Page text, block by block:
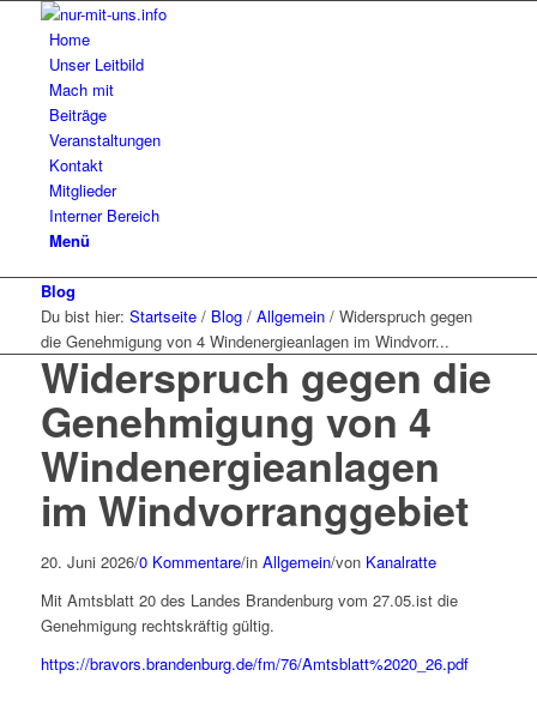
Home
Unser Leitbild
Mach mit
Beiträge
Veranstaltungen
Kontakt
Mitglieder
Interner Bereich
Menü
Blog
Du bist hier: Startseite / Blog / Allgemein / Widerspruch gegen
die Genehmigung von 4 Windenergieanlagen im Windvorr...
Widerspruch gegen die
Genehmigung von 4
Windenergieanlagen
im Windvorranggebiet
20. Juni 2026/0 Kommentare/in Allgemein/von Kanalratte
Mit Amtsblatt 20 des Landes Brandenburg vom 27.05.ist die
Genehmigung rechtskräftig gültig.
https://bravors.brandenburg.de/fm/76/Amtsblatt%2020_26.pdf